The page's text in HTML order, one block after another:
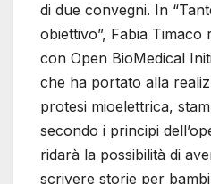
di due convegni. In
obiettivo”, Fabia Timaco
con Open BioMedical
che ha portato alla
protesi mioelettrica,
secondo i principi
ridarà la possibilità di
scrivere storie per